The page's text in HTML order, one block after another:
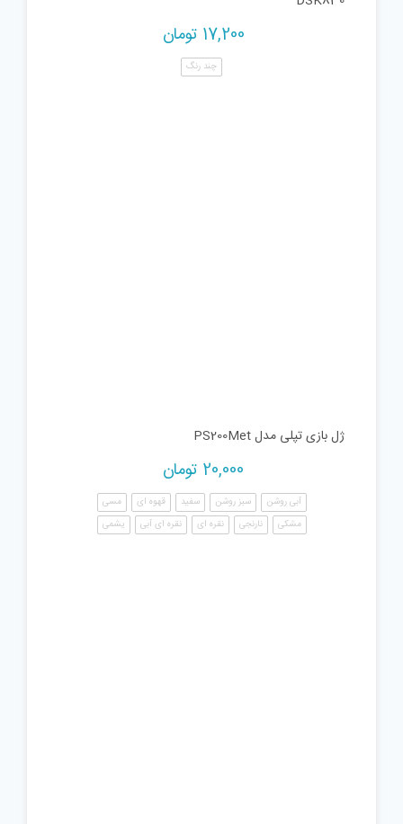
17,200 تومان
چند رنگ
ژل بازی تپلی مدل PS200Met
20,000 تومان
آبی روشن سبز روشن سفید قهوه ای
مسی
مشکی
نارنجی نقره ای نقره ای آبی یشمی